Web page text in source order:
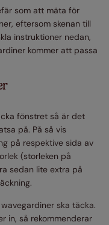
som att mäta för
eftersom skenan till
instruktioner nedan,
kommer att passa
fönstret så är det
på. På så vis
på respektive sida av
(storleken på
sedan lite extra på
ska täcka.
in, så rekommenderar